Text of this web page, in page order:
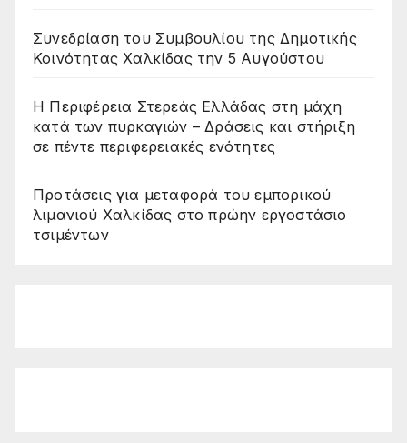
Συνεδρίαση του Συμβουλίου της Δημοτικής
Κοινότητας Χαλκίδας την 5 Αυγούστου
Η Περιφέρεια Στερεάς Ελλάδας στη μάχη
κατά των πυρκαγιών – Δράσεις και στήριξη
σε πέντε περιφερειακές ενότητες
Προτάσεις για μεταφορά του εμπορικού
λιμανιού Χαλκίδας στο πρώην εργοστάσιο
τσιμέντων